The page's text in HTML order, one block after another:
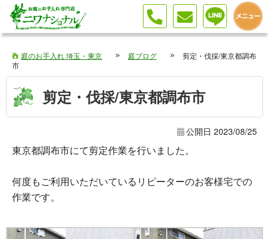
庭のお手入れ 埼玉・東京 庭ブログ
剪定・伐採/東京都調布
市
剪定・伐採/東京都調布市
公開日 2023/08/25
東京都調布市にて剪定作業を行いました。
何度もご利用いただいているリピーターのお客様宅での
作業です。